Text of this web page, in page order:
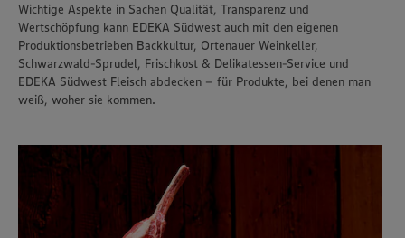
Wichtige Aspekte in Sachen Qualität, Transparenz und
Wertschöpfung kann EDEKA Südwest auch mit den eigenen
Produktionsbetrieben Backkultur, Ortenauer Weinkeller,
Schwarzwald-Sprudel, Frischkost & Delikatessen-Service und
EDEKA Südwest Fleisch abdecken – für Produkte, bei denen man
weiß, woher sie kommen.